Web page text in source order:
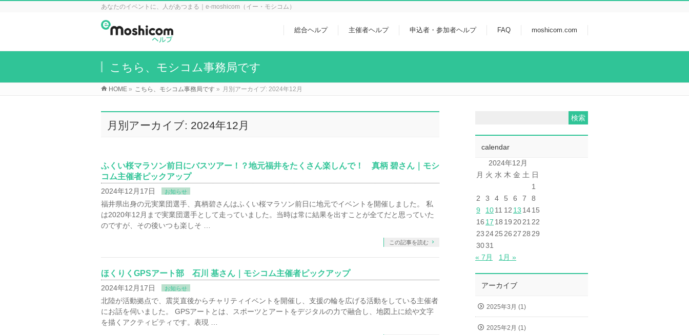
あなたのイベントに、人があつまる｜e-moshicom（イー・モシコム）
総合ヘルプ 主催者ヘルプ 申込者・参加者ヘルプ FAQ moshicom.com
こちら、モシコム事務局です
HOME » こちら、モシコム事務局です » 月別アーカイブ: 2024年12月
月別アーカイブ: 2024年12月
ふくい桜マラソン前日にバスツアー！？地元福井をたくさん楽しんで！ 真柄 碧さん｜モシ
コム主催者ピックアップ
2024年12月17日 お知らせ
福井県出身の元実業団選手、真柄碧さんはふくい桜マラソン前日に地元でイベントを開催しました。 私
は2020年12月まで実業団選手として走っていました。当時は常に結果を出すことが全てだと思っていた
のですが、その後いつも楽しそ …
この記事を読む
ほくりくGPSアート部 石川 基さん｜モシコム主催者ピックアップ
2024年12月17日 お知らせ
北陸が活動拠点で、震災直後からチャリティイベントを開催し、支援の輪を広げる活動をしている主催者
にお話を伺いました。 GPSアートとは、スポーツとアートをデジタルの力で融合し、地図上に絵や文字
を描くアクティビティです。表現 …
calendar
2024年12月
月 火 水 木 金 土 日
1
2
3 4 5 6 7
8
9
1011 12 13 1415
16 17 18 19 2021 22
23 2425 26 27 28 29
3031
« 7月
1月 »
アーカイブ
2025年3月 (1)
2025年2月 (1)